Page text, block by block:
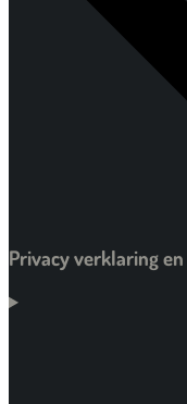
Privacy verklaring en